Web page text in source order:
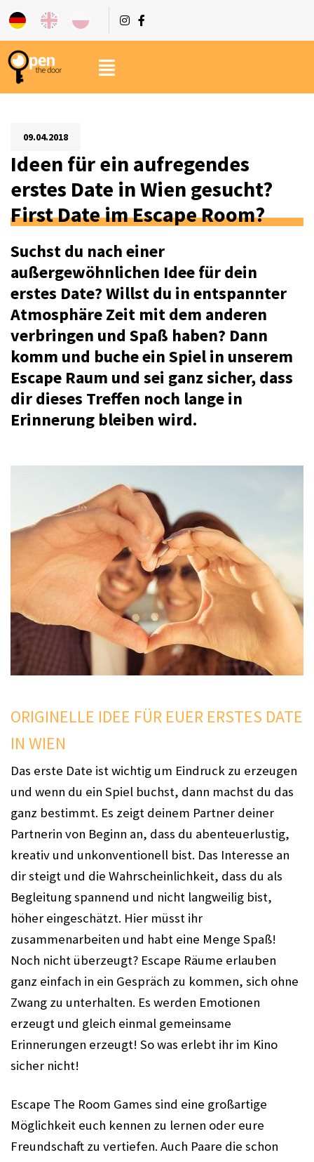
09.04.2018
Ideen für ein aufregendes
erstes Date in Wien gesucht?
First Date im Escape Room?
Suchst du nach einer
außergewöhnlichen Idee für dein
erstes Date? Willst du in entspannter
Atmosphäre Zeit mit dem anderen
verbringen und Spaß haben? Dann
komm und buche ein Spiel in unserem
Escape Raum und sei ganz sicher, dass
dir dieses Treffen noch lange in
Erinnerung bleiben wird.
ORIGINELLE IDEE FÜR EUER ERSTES DATE
IN WIEN
Das erste Date ist wichtig um Eindruck zu erzeugen
und wenn du ein Spiel buchst, dann machst du das
ganz bestimmt. Es zeigt deinem Partner deiner
Partnerin von Beginn an, dass du abenteuerlustig,
kreativ und unkonventionell bist. Das Interesse an
dir steigt und die Wahrscheinlichkeit, dass du als
Begleitung spannend und nicht langweilig bist,
höher eingeschätzt. Hier müsst ihr
zusammenarbeiten und habt eine Menge Spaß!
Noch nicht überzeugt? Escape Räume erlauben
ganz einfach in ein Gespräch zu kommen, sich ohne
Zwang zu unterhalten. Es werden Emotionen
erzeugt und gleich einmal gemeinsame
Erinnerungen erzeugt! So was erlebt ihr im Kino
sicher nicht!
Escape The Room Games sind eine großartige
Möglichkeit euch kennen zu lernen oder eure
Freundschaft zu vertiefen. Auch Paare die schon